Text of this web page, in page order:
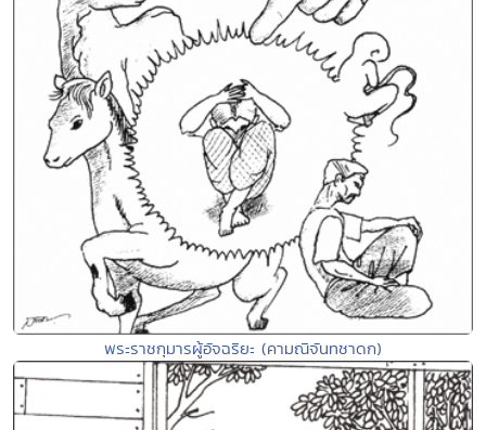
พระราชกุมารผู้อัจฉริยะ (คามณิจันทชาดก)